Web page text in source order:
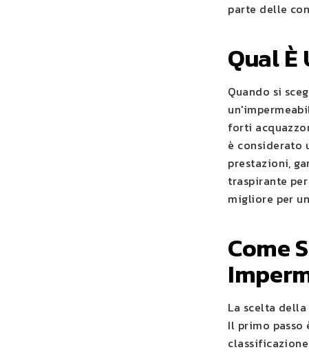
parte delle
Qual
Quando si
forti
è considerato
prestazioni,
traspirante
migliore per
Come
La scelta
Il primo